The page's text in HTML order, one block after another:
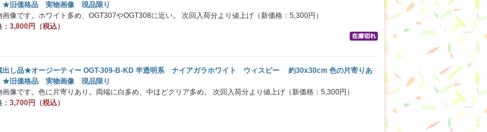
旧価格品 実物画像 現品限り
画像です。ホワイト多め、OGT307やOGT308に近い。 次回入荷分より値上げ（新価格：5,300円）
3,800円（税込）
し品★オージーティー OGT-309-B-KD 半透明系 ナイアガラホワイト ウィスピー 約30x30cm 色の片寄りあ
旧価格品 実物画像 現品限り
画像です。色に片寄りあり。両端に白多め、中ほどクリア多め。 次回入荷分より値上げ（新価格：5,300円）
3,700円（税込）